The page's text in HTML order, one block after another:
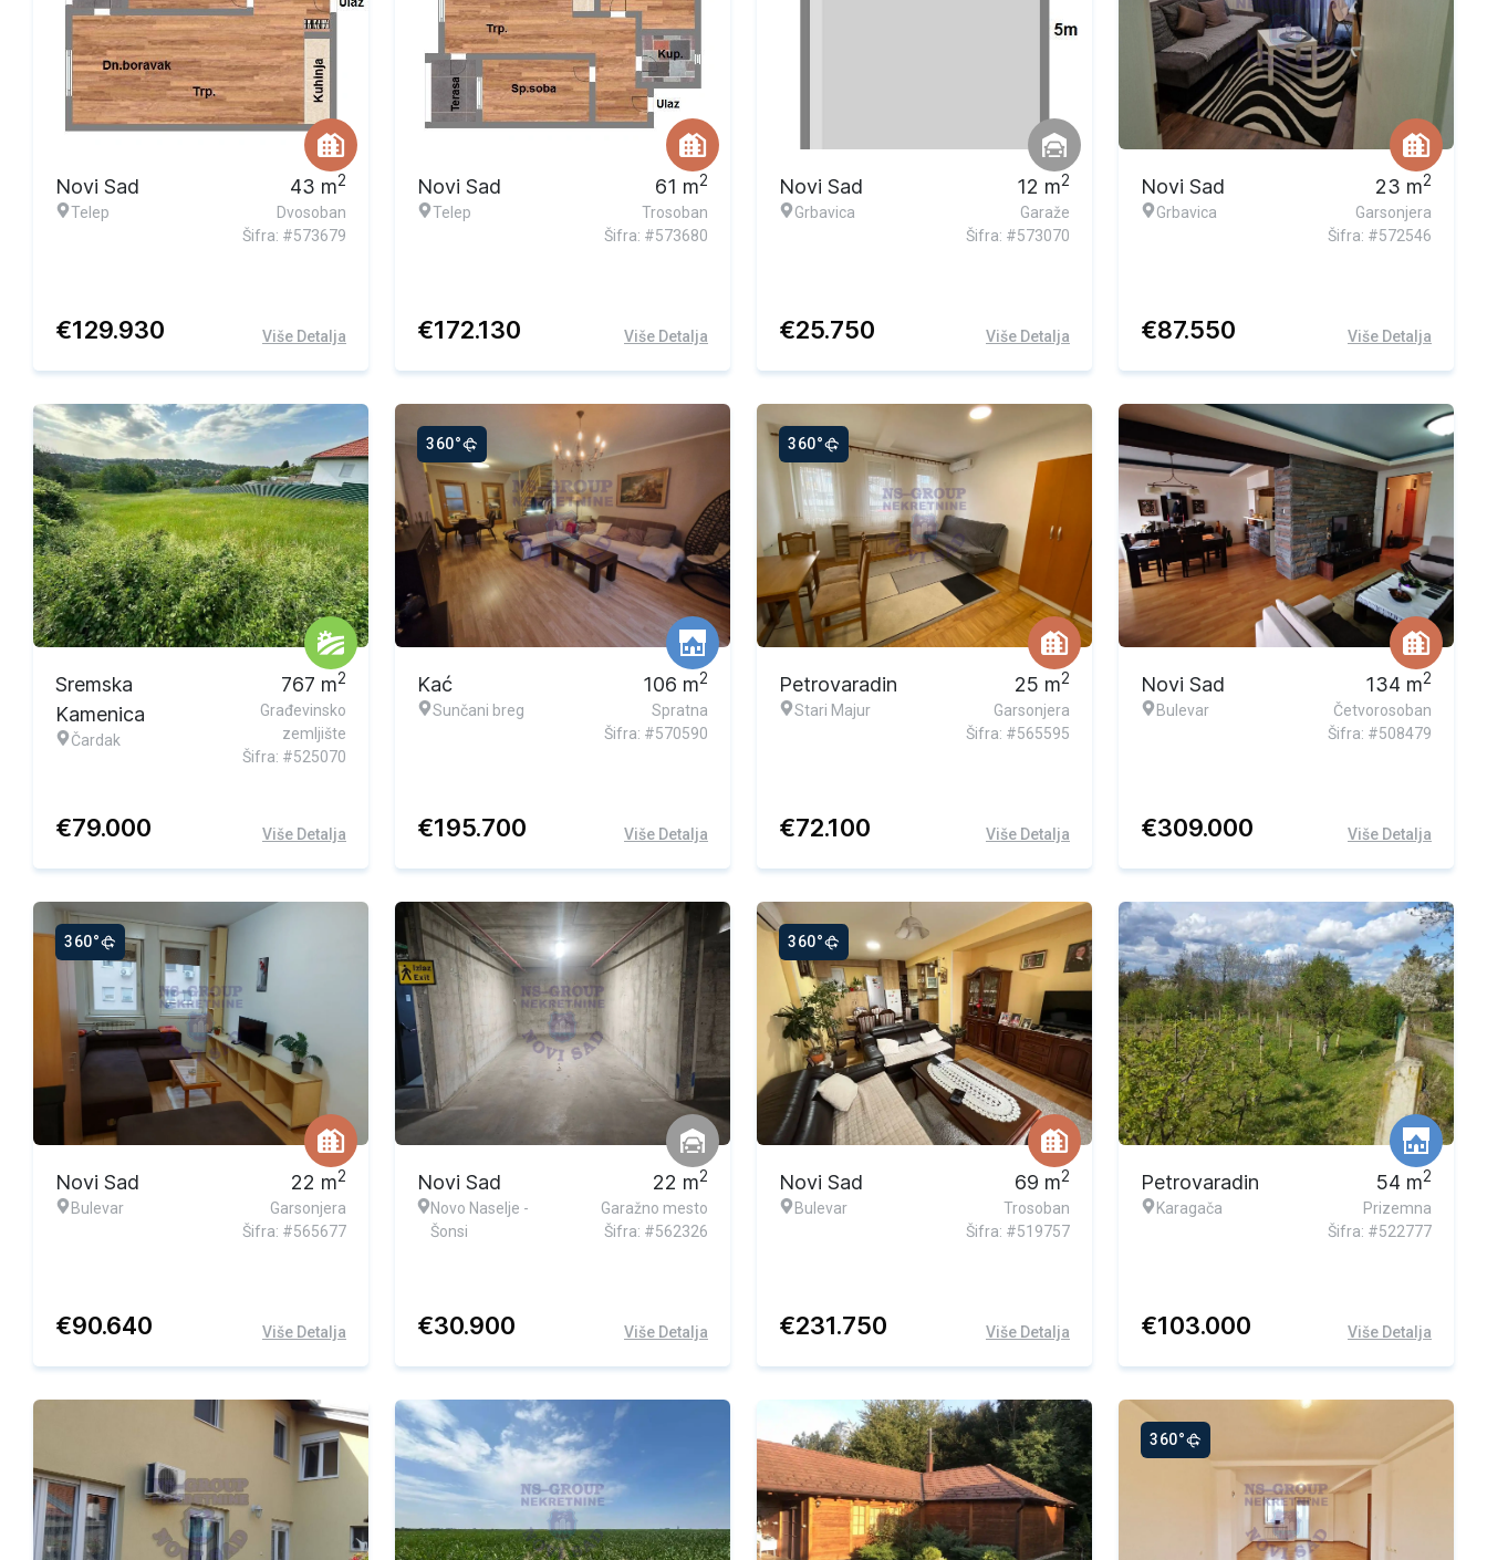
Novi Sad
Telep
43 m2
Dvosoban
Šifra: #573679
€129.930 Više Detalja
Novi Sad
Telep
61 m2
Trosoban
Šifra: #573680
€172.130 Više Detalja
Novi Sad
Grbavica
12 m2
Garaže
Šifra: #573070
€25.750 Više Detalja
Novi Sad
Grbavica
23 m2
Garsonjera
Šifra: #572546
€87.550 Više Detalja
Sremska
Kamenica
Čardak
767 m2
Građevinsko
zemljište
Šifra: #525070
€79.000 Više Detalja
360°
Kać
Sunčani breg
106 m2
Spratna
Šifra: #570590
€195.700 Više Detalja
360°
Petrovaradin
Stari Majur
25 m2
Garsonjera
Šifra: #565595
€72.100 Više Detalja
Novi Sad
Bulevar
134 m2
Četvorosoban
Šifra: #508479
€309.000 Više Detalja
360°
Novi Sad
Bulevar
22 m2
Garsonjera
Šifra: #565677
€90.640 Više Detalja
Novi Sad
Novo Naselje -
Šonsi
22 m2
Garažno mesto
Šifra: #562326
€30.900 Više Detalja
360°
Novi Sad
Bulevar
69 m2
Trosoban
Šifra: #519757
€231.750 Više Detalja
Petrovaradin
Karagača
54 m2
Prizemna
Šifra: #522777
€103.000 Više Detalja
360°